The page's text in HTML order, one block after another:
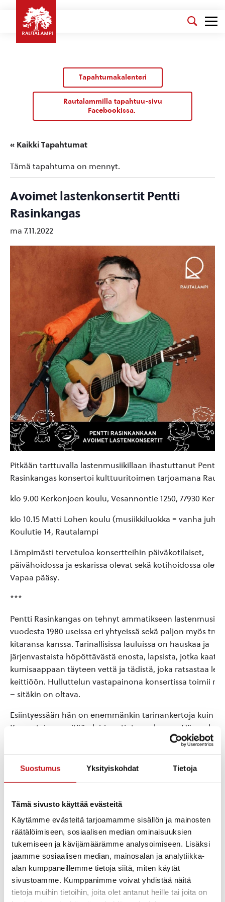
Suostumus Yksityiskohdat Tietoja
Tämä sivusto käyttää evästeitä
Käytämme evästeitä tarjoamamme sisällön ja mainosten
räätälöimiseen, sosiaalisen median ominaisuuksien
tukemiseen ja kävijämäärämme analysoimiseen. Lisäksi
jaamme sosiaalisen median, mainosalan ja analytiikka-
alan kumppaneillemme tietoja siitä, miten käytät
sivustoamme. Kumppanimme voivat yhdistää näitä
tietoja muihin tietoihin, joita olet antanut heille tai joita on
Tapahtumakalenteri
Rautalammilla tapahtuu-sivu
Facebookissa.
« Kaikki Tapahtumat
Tämä tapahtuma on mennyt.
Avoimet lastenkonsertit Pentti
Rasinkangas
ma 7.11.2022
Pitkään tarttuvalla lastenmusiikillaan ihastuttanut Pentti
Rasinkangas konsertoi kulttuuritoimen tarjoamana
klo 9.00 Kerkonjoen koulu, Vesannontie 1250, 77930
klo 10.15 Matti Lohen koulu (musiikkiluokka = vanha
Koulutie 14, Rautalampi
Lämpimästi tervetuloa konsertteihin päiväkotilaiset,
päivähoidossa ja eskarissa olevat sekä kotihoidossa
Vapaa pääsy.
***
Pentti Rasinkangas on tehnyt ammatikseen
vuodesta 1980 useissa eri yhtyeissä sekä paljon myös
kitaransa kanssa. Tarinallisissa lauluissa on hauskaa ja
järjenvastaista höpöttävästä enosta, lapsista, jotka
kumisaappaan täyteen vettä ja tädistä, joka ratsastaa
keittiöön. Hulluttelun vastapainona konsertissa toimii
– sitäkin on oltava.
Esiintyessään hän on enemmänkin tarinankertoja kuin
Konserteissa pyritään leirinuotiotunnelmaan. Hänen
esiintymisensä on aina suunnattu myös aikuisille.
Lastenkonserteissa kun on aina myös aikuisia.
Hän on tehnyt parisenkymmentä lapsillle ja koko
suunnattua levyä eri yhteyksissä ja saanut lukuisia
Musiikkityyli on tyylipuhdasta Pupulaarimusiikkia
oikeinkirjoituksen kanssa!).
Toki hänen laulujaan lauletaan kouluissa ja
häntä itseäänkin. Mutta kannattaa silti silloin tällöin
hänen itsensä esittävän niitä.
Tunnetuimmista lauluista voisi mainita mm. ”Meidän